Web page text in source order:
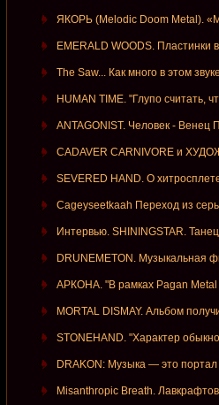
ЯКОРЬ (Melodic Doom Metal).
EMERALD WOODS. Пластинки
The Saw... Как много в этом звуке
HUMAN TIME. "Глупо считать,
ANTAGONIST. Человек -
CADAVER CARNIVORE и
SEVERED HAND. О
Cageyseetkaah Переход из
Интервью. SHININGSTAR.
DRUNEMETON. Музыкальная
АРКОНА. "В рамках Pagan
MORTAL DISMAY. Альбом
STONEHAND. "Характер
DRAKON: Музыка — это портал
Misanthropic Breath.